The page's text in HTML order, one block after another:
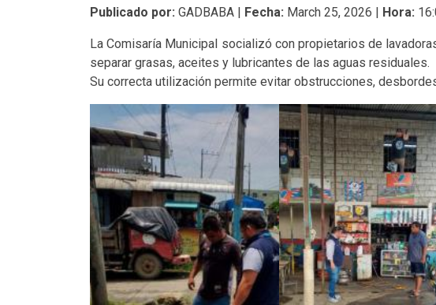
Publicado por: GADBABA | Fecha: March 25, 2026 | Hora:
La Comisaría Municipal socializó con propietarios de
separar grasas, aceites y lubricantes de las aguas residuales.
Su correcta utilización permite evitar obstrucciones,